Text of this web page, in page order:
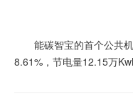
能碳智宝的首个公共
8.61%，节电量12.15万